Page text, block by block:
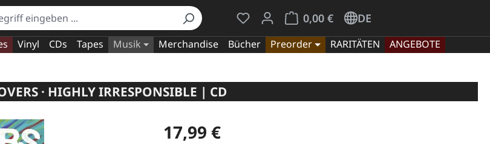
Du hast 0 Produkte auf dem Merkzettel
0,00 €
Warenkorb enthält 0 Positionen. Der
DE
Vinyl CDs Tapes Musik Merchandise Bücher Preorder RARITÄTEN
ANGEBOTE
· HIGHLY IRRESPONSIBLE | CD
Regulärer Preis:
17,99 €